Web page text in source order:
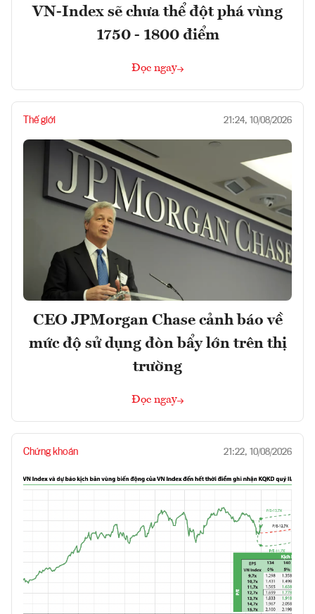
VN-Index sẽ chưa thể đột phá vùng
1750 - 1800 điểm
Đọc ngay
Thế giới 21:24, 10/08/2026
CEO JPMorgan Chase cảnh báo về
mức độ sử dụng đòn bẩy lớn trên thị
trường
Đọc ngay
Chứng khoán 21:22, 10/08/2026